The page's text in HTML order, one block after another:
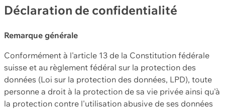
Déclaration de confidentialité
Remarque générale
Conformément à l'article 13 de la Constitution fédérale
suisse et au règlement fédéral sur la protection des
données (Loi sur la protection des données, LPD), toute
personne a droit à la protection de sa vie privée ainsi qu'à
la protection contre l'utilisation abusive de ses données